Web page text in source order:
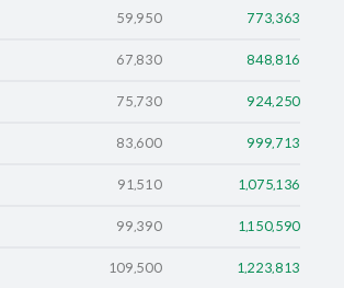
59,950 773,363
67,830 848,816
75,730 924,250
83,600 999,713
91,510 1,075,136
99,390 1,150,590
109,500 1,223,813